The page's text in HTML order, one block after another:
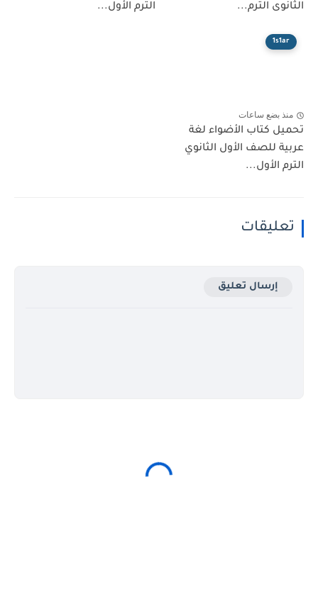
الترم...
الترم الأول...
بضع ساعات
كتاب الأضواء لغة
للصف الأول الثانوي
الأول...
إرسال تعليق